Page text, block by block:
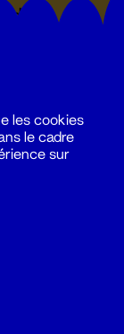
les cookies
le cadre
sur